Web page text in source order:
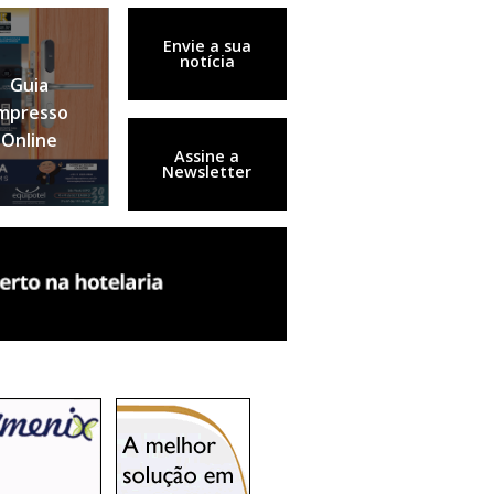
Guia
Online
Envie a sua
notícia
Assine a
Newsletter